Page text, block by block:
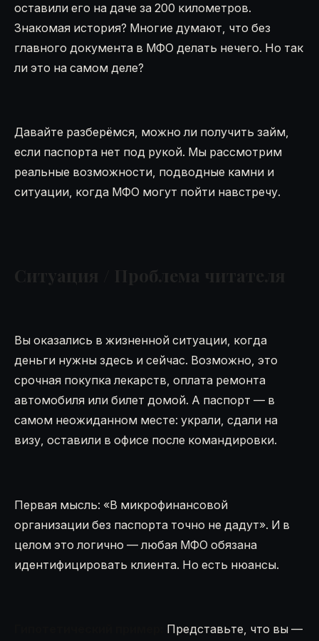
оставили его на даче за 200 километров.
Знакомая история? Многие думают, что без
главного документа в МФО делать нечего. Но так
ли это на самом деле?
Давайте разберёмся, можно ли получить займ,
если паспорта нет под рукой. Мы рассмотрим
реальные возможности, подводные камни и
ситуации, когда МФО могут пойти навстречу.
Ситуация / Проблема читателя
Вы оказались в жизненной ситуации, когда
деньги нужны здесь и сейчас. Возможно, это
срочная покупка лекарств, оплата ремонта
автомобиля или билет домой. А паспорт — в
самом неожиданном месте: украли, сдали на
визу, оставили в офисе после командировки.
Первая мысль: «В микрофинансовой
организации без паспорта точно не дадут». И в
целом это логично — любая МФО обязана
идентифицировать клиента. Но есть нюансы.
Представьте, что вы —